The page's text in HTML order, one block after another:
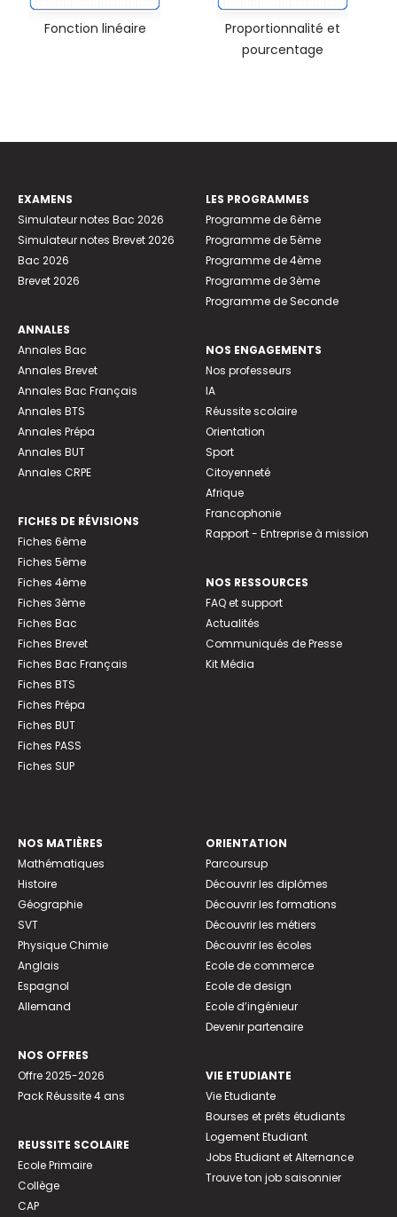
Fonction linéaire
Proportionnalité et
pourcentage
EXAMENS
Simulateur notes Bac 2026
Simulateur notes Brevet 2026
Bac 2026
Brevet 2026
ANNALES
Annales Bac
Annales Brevet
Annales Bac Français
Annales BTS
Annales Prépa
Annales BUT
Annales CRPE
FICHES DE RÉVISIONS
Fiches 6ème
Fiches 5ème
Fiches 4ème
Fiches 3ème
Fiches Bac
Fiches Brevet
Fiches Bac Français
Fiches BTS
Fiches Prépa
Fiches BUT
Fiches PASS
Fiches SUP
LES PROGRAMMES
Programme de 6ème
Programme de 5ème
Programme de 4ème
Programme de 3ème
Programme de Seconde
NOS ENGAGEMENTS
Nos professeurs
IA
Réussite scolaire
Orientation
Sport
Citoyenneté
Afrique
Francophonie
Rapport - Entreprise à mission
NOS RESSOURCES
FAQ et support
Actualités
Communiqués de Presse
Kit Média
NOS MATIÈRES
Mathématiques
Histoire
Géographie
SVT
Physique Chimie
Anglais
Espagnol
Allemand
NOS OFFRES
Offre 2025-2026
Pack Réussite 4 ans
REUSSITE SCOLAIRE
Ecole Primaire
Collège
CAP
ORIENTATION
Parcoursup
Découvrir les diplômes
Découvrir les formations
Découvrir les métiers
Découvrir les écoles
Ecole de commerce
Ecole de design
Ecole d’ingénieur
Devenir partenaire
VIE ETUDIANTE
Vie Etudiante
Bourses et prêts étudiants
Logement Etudiant
Jobs Etudiant et Alternance
Trouve ton job saisonnier